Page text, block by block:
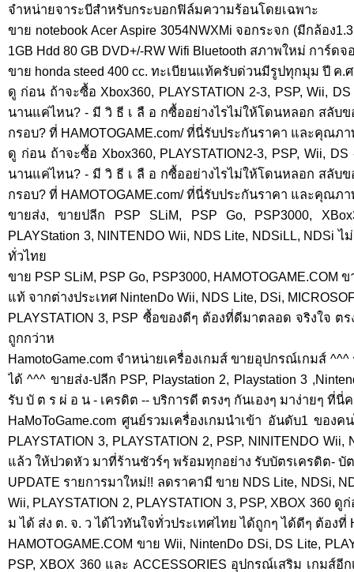
จำหน่ายจาระบีสำหรับกระบอกฟิล์มความร้อนโดยเฉพาะ
ขาย notebook Acer Aspire 3054NWXMi จอกระจก (มีกล้อง
1GB Hdd 80 GB DVD+/-RW Wifi Bluetooth สภาพใหม่ การ์ด
ขาย honda steed 400 cc. ทะเบียนแท้ครับด่วนมีรูปทุกมุม ปี ค.ศ
ดู ก่อน ถ้าจะซื้อ Xbox360, PLAYSTATION 2-3, PSP, Wii,
นานแค่ไหน? - มี วิ ธี เ ลื อ กซื้ออย่างไรไม่ให้โดนหลอก สลับ
กรอบ? ที่ HAMOTOGAME.com/ ที่นี่รับประกันราคา และคุณภ
ดู ก่อน ถ้าจะซื้อ Xbox360, PLAYSTATION2-3, PSP, Wii,
นานแค่ไหน? - มี วิ ธี เ ลื อ กซื้ออย่างไรไม่ให้โดนหลอก สลับ
กรอบ? ที่ HAMOTOGAME.com/ ที่นี่รับประกันราคา และคุณภ
ขายส่ง, ขายปลีก PSP SLiM, PSP Go, PSP3000,
PLAYStation 3, NINTENDO Wii, NDS Lite, NDSiLL, NDSi
ทั่วไทย
ขาย PSP SLiM, PSP Go, PSP3000, HAMOTOGAME.COM
แท้ จากต่างประเทศ NintenDo Wii, NDS Lite, DSi,
PLAYSTATION 3, PSP ซื้อของดีๆ ต้องที่ดีมาตลอด จริงใจ ต
ถูกกว่าห
HamotoGame.com จำหน่ายเครื่องเกมส์ ขายอุปกรณ์เกมส์
ได้ ^^^ ขายส่ง-ปลีก PSP, Playstation 2, Playstation 3
รับ บั ต ร ผ่ อ น - เครดิต -- บริการดี ตรงๆ กันเองๆ มาง่ายๆ ที่นี่
HaMoToGame.com ศูนย์รวมเครื่องเกมนำเข้า อันดับ1 ของ
PLAYSTATION 3, PLAYSTATION 2, PSP, NINITENDO
แล้ว ให้ปวดหัว มาที่ร้านชัวร์ๆ พร้อมทุกอย่าง รับบัตรเครดิต- บั
UPDATE รายการมาใหม่!! ลดราคามี ขาย NDS Lite, NDSi,
Wii, PLAYSTATION 2, PLAYSTATION 3, PSP, XBOX 360
ม ได้ ส่ง ต. จ. ว ได้ไวทันใจทั่วประเทศไทย ได้ถูกๆ ได้ดีๆ ต้องที่
HAMOTOGAME.COM ขาย Wii, NintenDo DSi, DS Lite,
PSP, XBOX 360 และ ACCESSORIES อุปกรณ์เสริม เกมส์